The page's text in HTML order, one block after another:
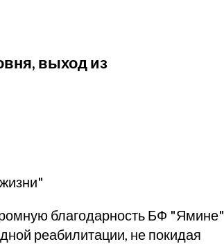
выход из
благодарность БФ "Ямине"
реабилитации, не покидая